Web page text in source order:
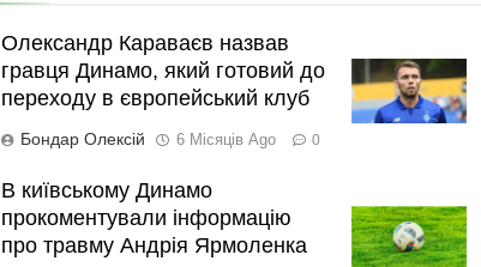
Олександр Караваєв назвав
гравця Динамо, який готовий до
переходу в європейський клуб
Бондар Олексій 6 Місяців Ago 0
В київському Динамо
прокоментували інформацію
про травму Андрія Ярмоленка